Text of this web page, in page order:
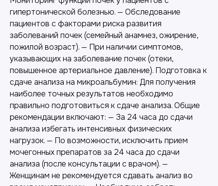
гипертонической болезнью. — Обследование
пациентов с факторами риска развития
заболеваний почек (семейный анамнез, ожирение,
пожилой возраст). — При наличии симптомов,
указывающих на заболевание почек (отеки,
повышенное артериальное давление). Подготовка к
сдаче анализа на микроальбумин: Для получения
наиболее точных результатов необходимо
правильно подготовиться к сдаче анализа. Общие
рекомендации включают: — За 24 часа до сдачи
анализа избегать интенсивных физических
нагрузок. — По возможности, исключить прием
мочегонных препаратов за 24 часа до сдачи
анализа (после консультации с врачом). —
Женщинам не рекомендуется сдавать анализ во